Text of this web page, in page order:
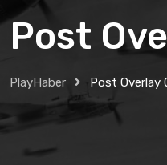
Post
PlayHaber Post Overlay